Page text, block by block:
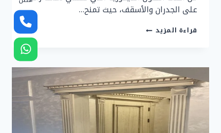
على الجدران والأسقف، حيث تمنح…
قراءة المزيد تركيب
ت:
0507299151
–
ديكورات
براويز
فوم
في